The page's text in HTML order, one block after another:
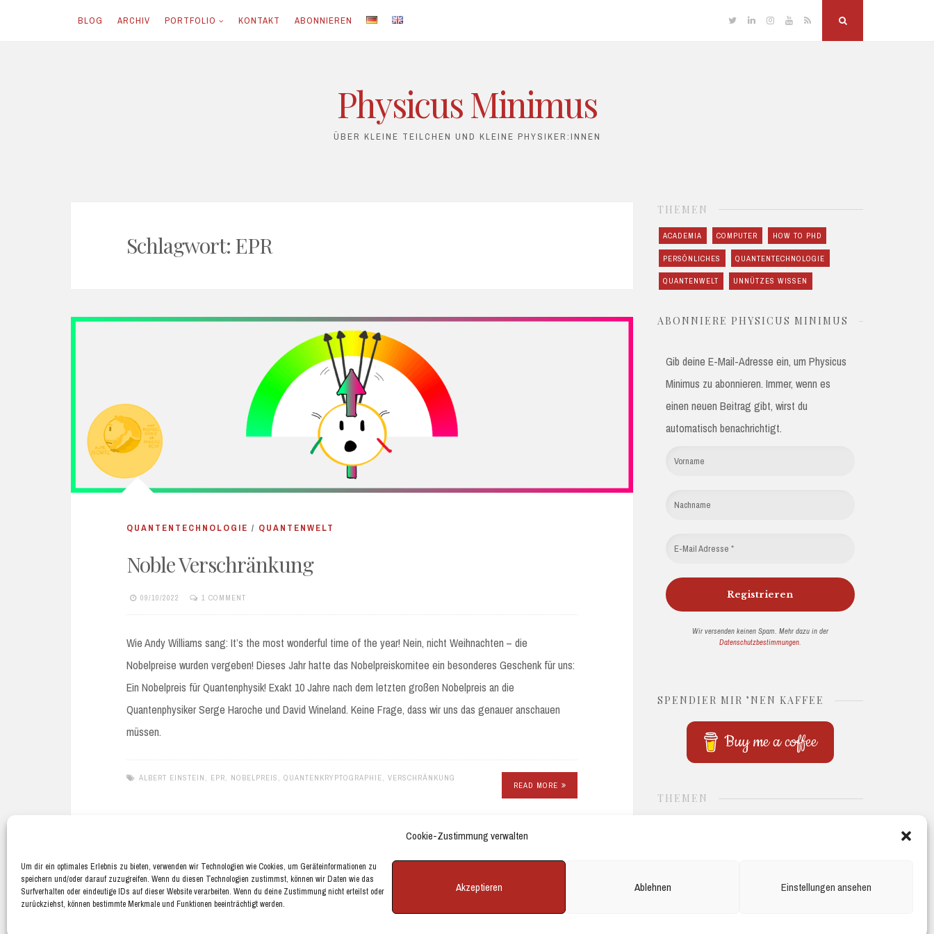
Cookie-Zustimmung verwalten
Um dir ein optimales Erlebnis zu bieten, verwenden wir Technologien wie Cookies, um Geräteinformationen zu
speichern und/oder darauf zuzugreifen. Wenn du diesen Technologien zustimmst, können wir Daten wie das
Surfverhalten oder eindeutige IDs auf dieser Website verarbeiten. Wenn du deine Zustimmung nicht erteilst oder
zurückziehst, können bestimmte Merkmale und Funktionen beeinträchtigt werden.
Akzeptieren Ablehnen Einstellungen ansehen
BLOG ARCHIV PORTFOLIO KONTAKT ABONNIEREN TwitterLinkedinInstagram
YouTube
RSS
Physicus Minimus
ÜBER KLEINE TEILCHEN UND KLEINE PHYSIKER:INNEN
Schlagwort: EPR
QUANTENTECHNOLOGIE / QUANTENWELT
Noble Verschränkung
09/10/2022 1 COMMENT
Wie Andy Williams sang: It’s the most wonderful time of the year! Nein, nicht Weihnachten – die
Nobelpreise wurden vergeben! Dieses Jahr hatte das Nobelpreiskomitee ein besonderes Geschenk für uns:
Ein Nobelpreis für Quantenphysik! Exakt 10 Jahre nach dem letzten großen Nobelpreis an die
Quantenphysiker Serge Haroche und David Wineland. Keine Frage, dass wir uns das genauer anschauen
müssen.
ALBERT EINSTEIN EPR NOBELPREIS QUANTENKRYPTOGRAPHIE VERSCHRÄNKUNG
READ MORE
THEMEN
ACADEMIA COMPUTER HOW TO PHD
PERSÖNLICHES QUANTENTECHNOLOGIE
QUANTENWELT UNNÜTZES WISSEN
ABONNIERE PHYSICUS MINIMUS
Gib deine E-Mail-Adresse ein, um Physicus
Minimus zu abonnieren. Immer, wenn es
einen neuen Beitrag gibt, wirst du
automatisch benachrichtigt.
Wir versenden keinen Spam. Mehr dazu in der
Datenschutzbestimmungen.
SPENDIER MIR ’NEN KAFFEE
Buy me a coffee
THEMEN
© 2026 PHYSICUS MINIMUS |WORDPRESS THEME:NUCLEARE